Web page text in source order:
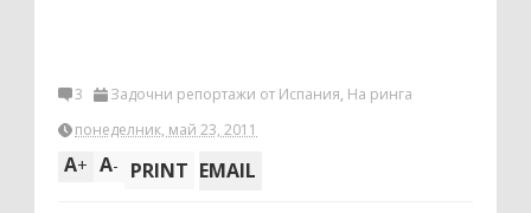
3 Задочни репортажи от Испания, На ринга
понеделник, май 23, 2011
A+ A- PRINT EMAIL